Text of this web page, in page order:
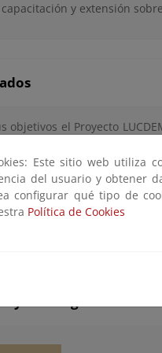
y extensión
objetivos el Proyecto
de la desertificación y
destacan los Mapas de
y Evaluación
es laEvaluación
Este sitio web utiliza
del usuario y obtener
configurar qué tipo de
Política de Cookies